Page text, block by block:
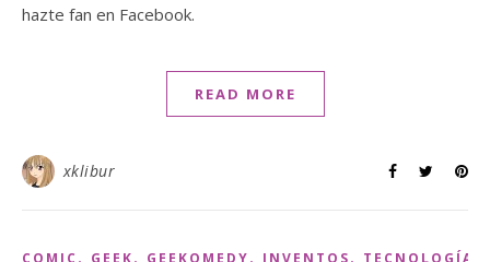
hazte fan en Facebook.
READ MORE
xklibur
COMIC , GEEK, GEEKOMEDY, INVENTOS, TECNOLOGÍA